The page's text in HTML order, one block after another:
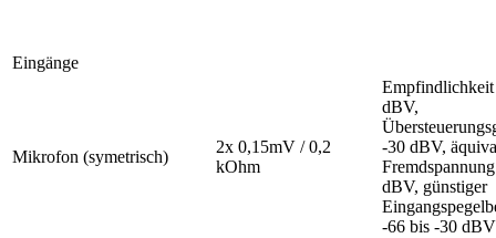
Eingänge
Mikrofon (symetrisch)
2x 0,15mV / 0,2
kOhm
dBV,
-30 dBV,
dBV, günstiger
-66 bis -30 dBV